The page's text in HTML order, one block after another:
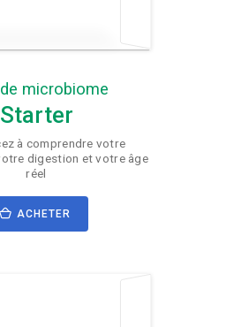
microbiome
Starter
à comprendre votre
digestion et votre âge
réel
ACHETER